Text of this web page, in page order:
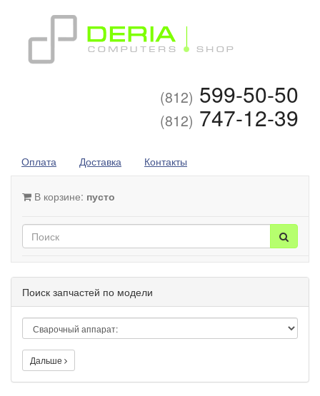
(812) 599-50-50
(812) 747-12-39
Оплата Доставка Контакты
В корзине: пусто
Поиск запчастей по модели
Дальше